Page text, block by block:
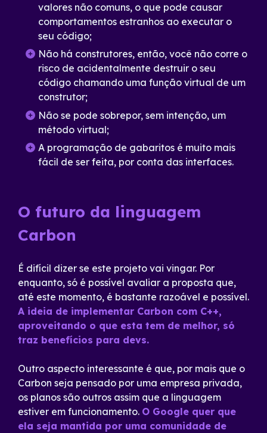
valores não comuns, o que pode causar
comportamentos estranhos ao executar o
seu código;
Não há construtores, então, você não corre o
risco de acidentalmente destruir o seu
código chamando uma função virtual de um
construtor;
Não se pode sobrepor, sem intenção, um
método virtual;
A programação de gabaritos é muito mais
fácil de ser feita, por conta das interfaces.
O futuro da linguagem
Carbon
É difícil dizer se este projeto vai vingar. Por
enquanto, só é possível avaliar a proposta que,
até este momento, é bastante razoável e possível.
A ideia de implementar Carbon com C++,
aproveitando o que esta tem de melhor, só
traz benefícios para devs.
Outro aspecto interessante é que, por mais que o
Carbon seja pensado por uma empresa privada,
os planos são outros assim que a linguagem
estiver em funcionamento. O Google quer que
ela seja mantida por uma comunidade de